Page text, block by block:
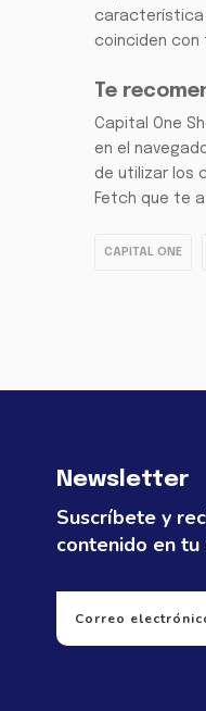
característica
coinciden con
Te
Capital One
en el
de utilizar los
Fetch que te
CAPITAL ONE
Newsletter
Suscríbete y
contenido en tu